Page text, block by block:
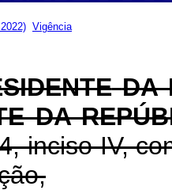
Vigência
DA
DA
inciso IV,